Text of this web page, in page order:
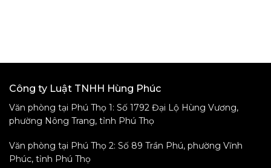
Công ty Luật TNHH Hùng Phúc
Văn phòng tại Phú Thọ 1: Số 1792 Đại Lộ Hùng Vương,
phường Nông Trang, tỉnh Phú Thọ
Văn phòng tại Phú Thọ 2: Số 89 Trần Phú, phường Vĩnh
Phúc, tỉnh Phú Thọ